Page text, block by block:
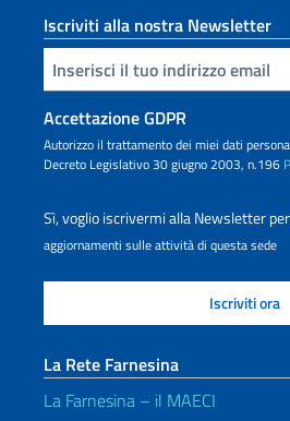
Iscriviti alla nostra Newsletter
Inserisci la tua email
Accettazione GDPR
Autorizzo il trattamento dei miei dati
Decreto Legislativo 30 giugno 2003, n.196
Sì, voglio iscrivermi alla Newsletter
aggiornamenti sulle attività di questa sede
La Rete Farnesina
La Farnesina – il MAECI